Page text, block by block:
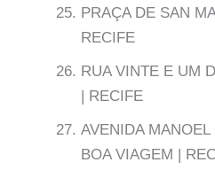
PRAÇA DE SAN
RECIFE
RUA VINTE E UM
| RECIFE
AVENIDA
BOA VIAGEM |